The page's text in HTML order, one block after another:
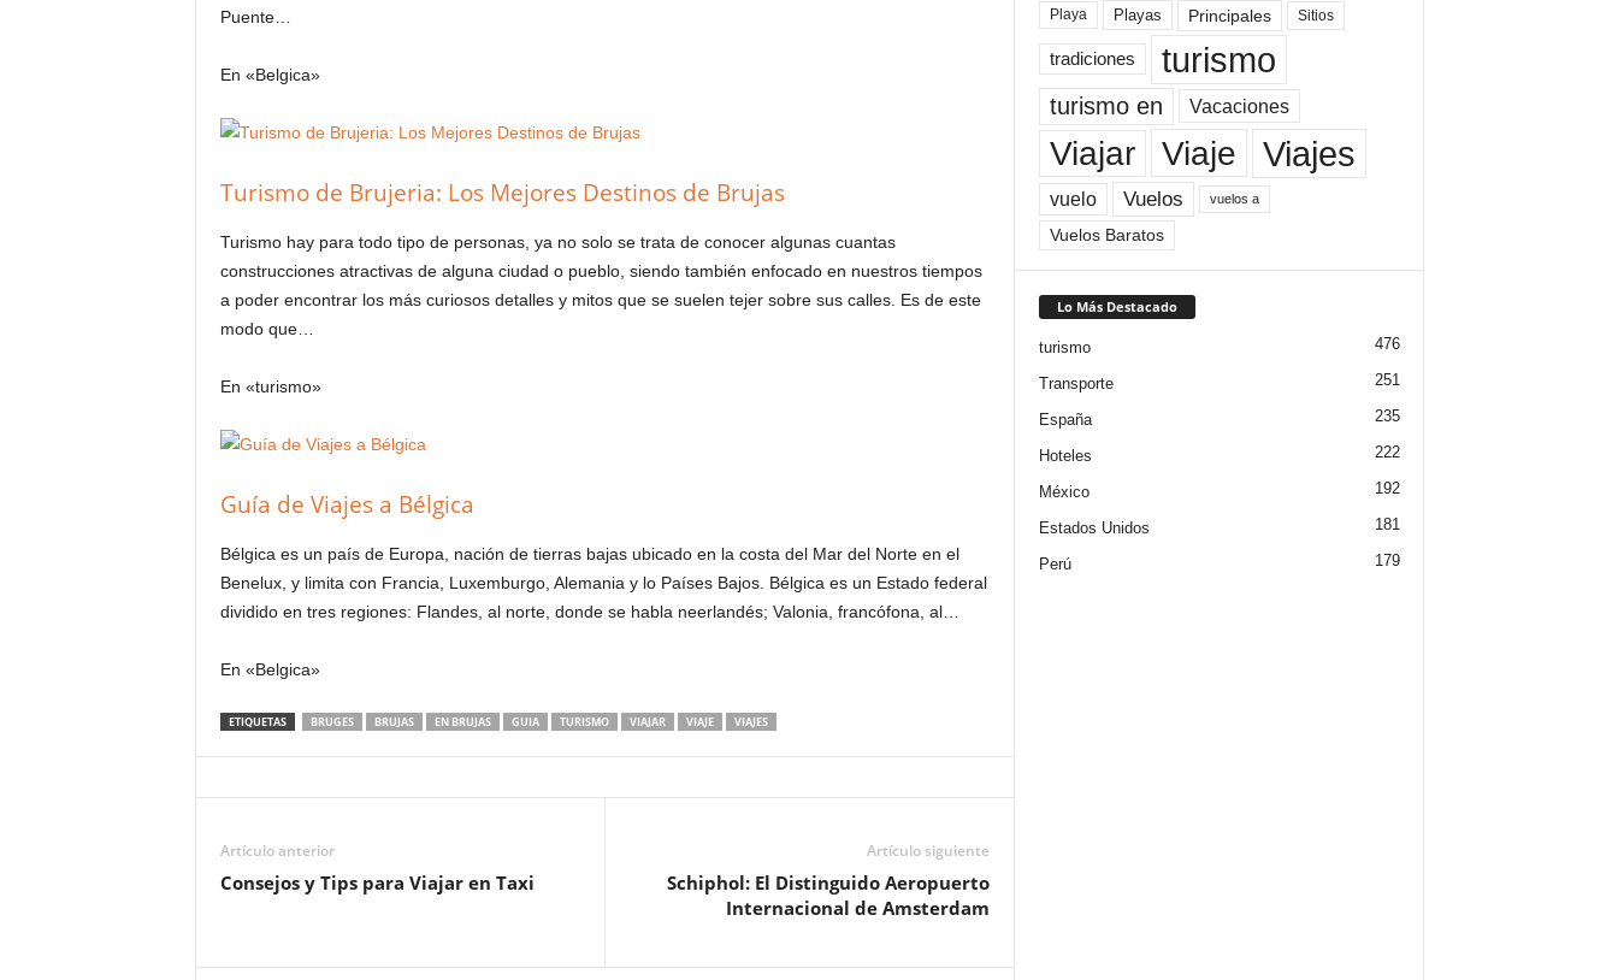
Puente…
En «Belgica»
Turismo de Brujeria: Los Mejores Destinos de Brujas
Turismo hay para todo tipo de personas, ya no solo se trata de conocer algunas cuantas
construcciones atractivas de alguna ciudad o pueblo, siendo también enfocado en nuestros tiempos
a poder encontrar los más curiosos detalles y mitos que se suelen tejer sobre sus calles. Es de este
modo que…
En «turismo»
Guía de Viajes a Bélgica
Bélgica es un país de Europa, nación de tierras bajas ubicado en la costa del Mar del Norte en el
Benelux, y limita con Francia, Luxemburgo, Alemania y lo Países Bajos. Bélgica es un Estado federal
dividido en tres regiones: Flandes, al norte, donde se habla neerlandés; Valonia, francófona, al…
En «Belgica»
ETIQUETAS BRUGES BRUJAS EN BRUJAS GUIA TURISMO VIAJAR VIAJE VIAJES
Artículo anterior
Consejos y Tips para Viajar en Taxi
Artículo siguiente
Schiphol: El Distinguido Aeropuerto
Internacional de Amsterdam
Playa Playas Principales Sitios
tradiciones turismo
turismo en Vacaciones
Viajar Viaje Viajes
vuelo Vuelos vuelos a
Vuelos Baratos
Lo Más Destacado
turismo 476
Transporte 251
España 235
Hoteles 222
México 192
Estados Unidos 181
Perú 179